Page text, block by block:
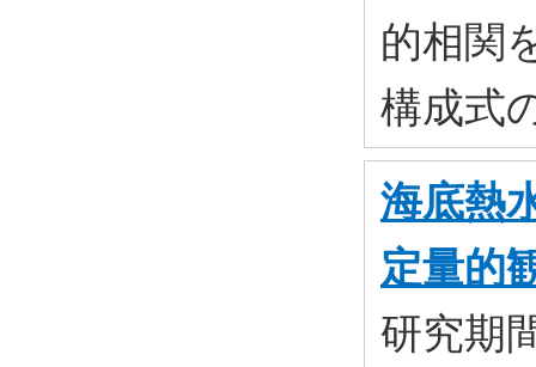
的相関
構成式
海底熱
定量的
研究期